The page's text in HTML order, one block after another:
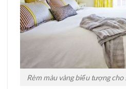
Rèm màu vàng biểu tượng